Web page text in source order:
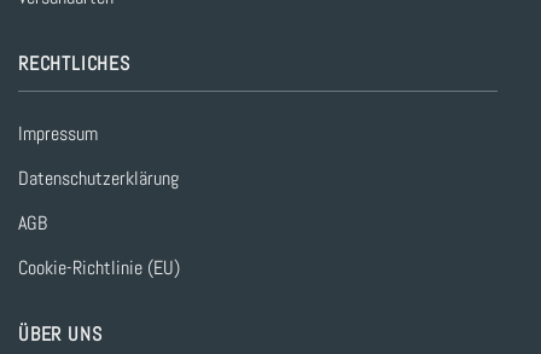
RECHTLICHES
Impressum
Datenschutzerklärung
AGB
Cookie-Richtlinie (EU)
ÜBER UNS